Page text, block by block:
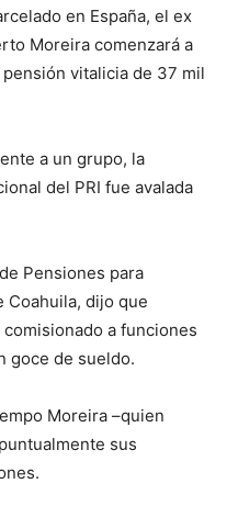
en España, el ex
Moreira comenzará a
vitalicia de 37 mil
a un grupo, la
del PRI fue avalada
Pensiones para
Coahuila, dijo que
a funciones
goce de sueldo.
Moreira –quien
sus